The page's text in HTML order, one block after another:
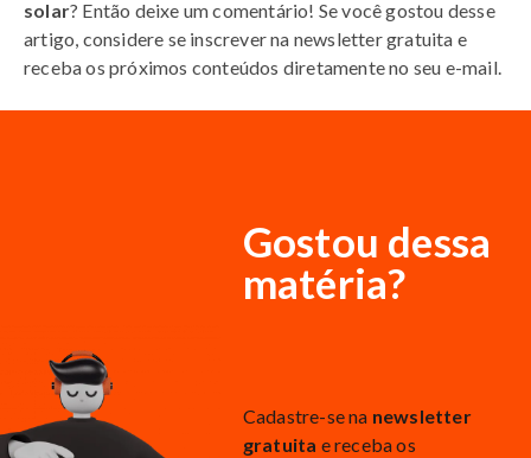
solar? Então deixe um comentário! Se você gostou desse
artigo, considere se inscrever na newsletter gratuita e
receba os próximos conteúdos diretamente no seu e-mail.
Gostou dessa
matéria?
Cadastre-se na newsletter
gratuita e receba os